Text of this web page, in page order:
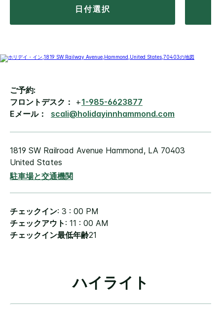
日付選択
ご予約:
フロントデスク：
+1-985-6623877
Eメール：
scali@holidayinnhammond.com
1819 SW Railroad Avenue Hammond, LA 70403
United States
駐車場と交通機関
チェックイン: 3 : 00 PM
チェックアウト : 11 : 00 AM
チェックイン最低年齢21
ハイライト